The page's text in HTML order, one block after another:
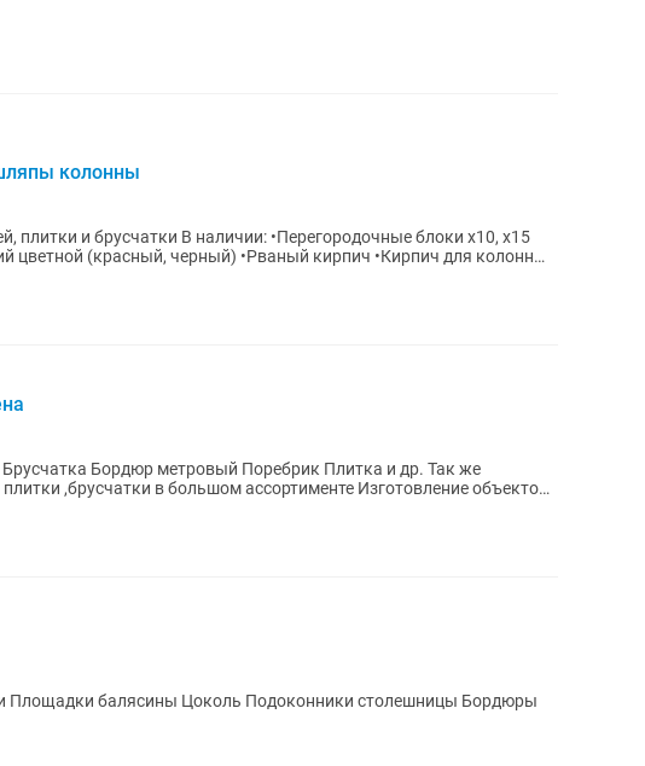
колонны
•Перегородочные блоки х10, х15
цветной (красный, черный) •Рваный кирпич •Кирпич для колонн
метровый Поребрик Плитка и др. Так же
плитки ,брусчатки в большом ассортименте Изготовление объектов
Площадки балясины Цоколь Подоконники столешницы Бордюры